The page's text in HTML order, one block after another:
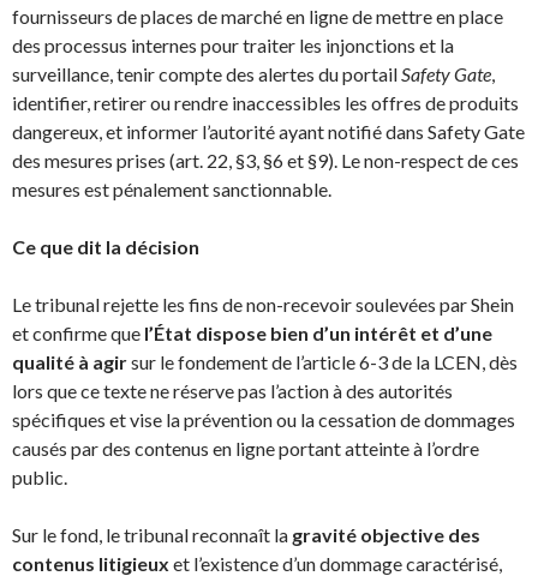
fournisseurs de places de marché en ligne de mettre en place
des processus internes pour traiter les injonctions et la
surveillance, tenir compte des alertes du portailSafety Gate,
identifier, retirer ou rendre inaccessibles les offres de produits
dangereux, et informer l’autorité ayant notifié dans Safety Gate
des mesures prises (art. 22, §3, §6 et §9). Le non-respect de ces
mesures est pénalement sanctionnable.
Ce que dit la décision
Le tribunal rejette les fins de non-recevoir soulevées par Shein
et confirme que l’État dispose bien d’un intérêt et d’une
qualité à agirsur le fondement de l’article 6-3 de la LCEN, dès
lors que ce texte ne réserve pas l’action à des autorités
spécifiques et vise la prévention ou la cessation de dommages
causés par des contenus en ligne portant atteinte à l’ordre
public.
Sur le fond, le tribunal reconnaît la gravité objective des
contenus litigieux et l’existence d’un dommage caractérisé,